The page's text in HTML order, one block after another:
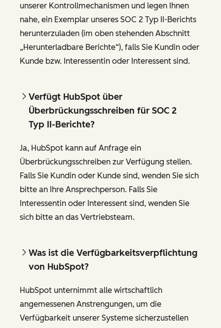
unserer Kontrollmechanismen und legen Ihnen
nahe, ein Exemplar unseres SOC 2 Typ II-Berichts
herunterzuladen (im oben stehenden Abschnitt
„Herunterladbare Berichte“), falls Sie Kundin oder
Kunde bzw. Interessentin oder Interessent sind.
Verfügt HubSpot über
Überbrückungsschreiben für SOC 2
Typ II-Berichte?
Ja, HubSpot kann auf Anfrage ein
Überbrückungsschreiben zur Verfügung stellen.
Falls Sie Kundin oder Kunde sind, wenden Sie sich
bitte an Ihre Ansprechperson. Falls Sie
Interessentin oder Interessent sind, wenden Sie
sich bitte an das Vertriebsteam.
Was ist die Verfügbarkeitsverpflichtung
von HubSpot?
HubSpot unternimmt alle wirtschaftlich
angemessenen Anstrengungen, um die
Verfügbarkeit unserer Systeme sicherzustellen